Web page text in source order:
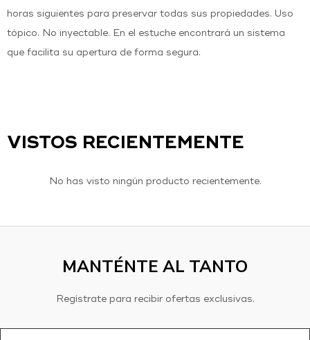
horas siguientes para preservar todas sus propiedades. Uso
tópico. No inyectable. En el estuche encontrará un sistema
que facilita su apertura de forma segura.
VISTOS RECIENTEMENTE
No has visto ningún producto recientemente.
MANTÉNTE AL TANTO
Regístrate para recibir ofertas exclusivas.